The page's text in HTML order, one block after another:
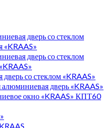
дверь со стеклом
«KRAAS»
дверь со стеклом
со стеклом «KRAAS»
дверь «KRAAS»
окно «KRAAS» КПТ60